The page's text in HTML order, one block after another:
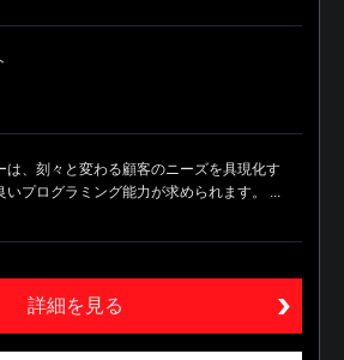
は、刻々と変わる顧客のニーズを具現化す
いプログラミング能力が求められます。 ...
詳細を見る